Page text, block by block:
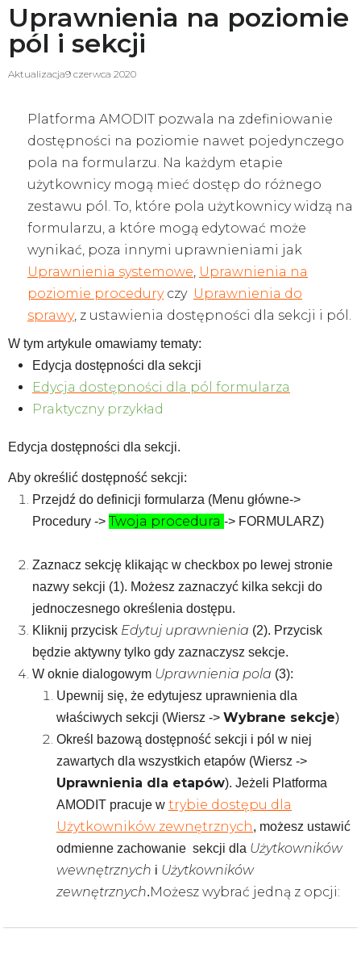
Uprawnienia na poziomie
pól i sekcji
Aktualizacja9 czerwca 2020
Platforma AMODIT pozwala na zdefiniowanie
dostępności na poziomie nawet pojedynczego
pola na formularzu. Na każdym etapie
użytkownicy mogą mieć dostęp do różnego
zestawu pól. To, które pola użytkownicy widzą na
formularzu, a które mogą edytować może
wynikać, poza innymi uprawnieniami jak
Uprawnienia systemowe, Uprawnienia na
poziomie proceduryczy Uprawnienia do
sprawy, z ustawienia dostępności dla sekcji i pól.
W tym artykule omawiamy tematy:
Edycja dostępności dla sekcji
Edycja dostępności dla pól formularza
Praktyczny przykład
Edycja dostępności dla sekcji.
Aby określić dostępność sekcji:
Przejdź do definicji formularza (Menu główne->
Procedury -> Twoja procedura -> FORMULARZ)
Zaznacz sekcję klikając w checkbox po lewej stronie
nazwy sekcji (1). Możesz zaznaczyć kilka sekcji do
jednoczesnego określenia dostępu.
Kliknij przycisk Edytuj uprawnienia (2). Przycisk
będzie aktywny tylko gdy zaznaczysz sekcje.
W oknie dialogowym Uprawnienia pola (3):
Upewnij się, że edytujesz uprawnienia dla
właściwych sekcji (Wiersz -> Wybrane sekcje)
Określ bazową dostępność sekcji i pól w niej
zawartych dla wszystkich etapów (Wiersz ->
Uprawnienia dla etapów). Jeżeli Platforma
AMODIT pracuje w trybie dostępu dla
Użytkowników zewnętrznych, możesz ustawić
odmienne zachowanie sekcji dla Użytkowników
wewnętrznych i Użytkowników
zewnętrznych.Możesz wybrać jedną z opcji: